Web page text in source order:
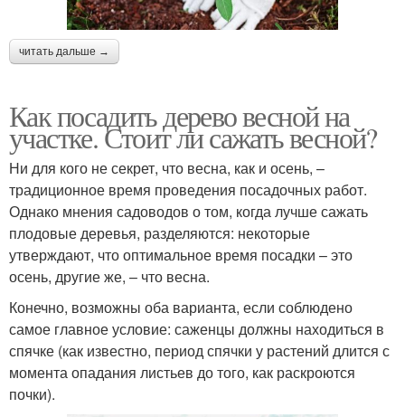
читать дальше →
Как посадить дерево весной на
участке. Стоит ли сажать весной?
Ни для кого не секрет, что весна, как и осень, –
традиционное время проведения посадочных работ.
Однако мнения садоводов о том, когда лучше сажать
плодовые деревья, разделяются: некоторые
утверждают, что оптимальное время посадки – это
осень, другие же, – что весна.
Конечно, возможны оба варианта, если соблюдено
самое главное условие: саженцы должны находиться в
спячке (как известно, период спячки у растений длится с
момента опадания листьев до того, как раскроются
почки).